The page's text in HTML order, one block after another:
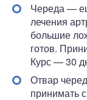
Череда —
лечения
большие
готов.
Курс — 30
Отвар
принимать